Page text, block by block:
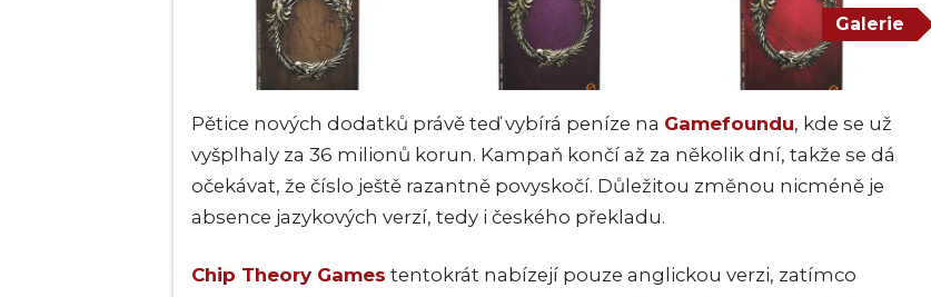
Galerie
Pětice nových dodatků právě teď vybírá peníze na Gamefoundu, kde se už
vyšplhaly za 36 milionů korun. Kampaň končí až za několik dní, takže se dá
očekávat, že číslo ještě razantně povyskočí. Důležitou změnou nicméně je
absence jazykových verzí, tedy i českého překladu.
Chip Theory Games tentokrát nabízejí pouze anglickou verzi, zatímco